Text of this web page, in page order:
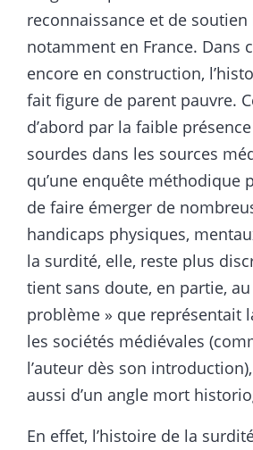
reconnaissance et de
notamment en France. Dans
encore en construction,
fait figure de parent pauvre.
d’abord par la faible
sourdes dans les sources
qu’une enquête méthodique
de faire émerger de
handicaps physiques,
la surdité, elle, reste plus
tient sans doute, en partie,
problème » que représentait
les sociétés médiévales
l’auteur dès son
aussi d’un angle mort
En effet, l’histoire de la